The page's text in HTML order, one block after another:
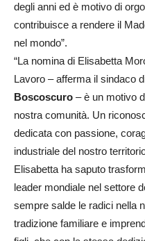
degli anni ed è motivo di
contribuisce a rendere il
nel mondo”.
“La nomina di Elisabetta
Lavoro – afferma il sindaco
Boscoscuro – è un motivo
nostra comunità. Un
dedicata con passione,
industriale del nostro
Elisabetta ha saputo
leader mondiale nel settore
sempre salde le radici nella
tradizione familiare e